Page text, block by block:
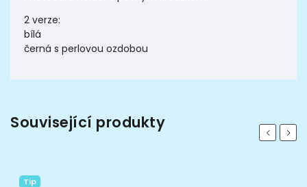
2 verze:
bílá
černá s perlovou ozdobou
Související produkty Previous
Tip
Next